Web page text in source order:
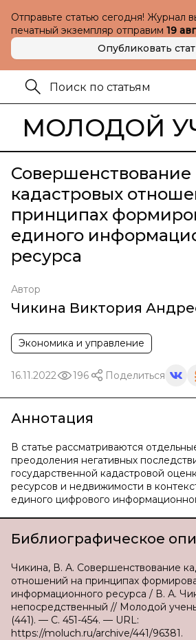
Отправьте статью сегодня! Журнал
печатный экземпляр отправим 19
Опубликовать
МОЛОДОЙ
Совершенствование
кадастровых
принципах
единого
ресурса
Автор
Чикина Виктория
Экономика и управление
16.11.2022 196 Поделиться
Аннотация
В статье рассматриваются
преодоления негативных
государственной кадастровой
ресурсов и недвижимости в
единого цифрового
Библиографическое
Чикина, В. А. Совершенствование
отношений на принципах
информационного ресурса / В. А.
непосредственный // Молодой
(441). — С. 451-454. — URL:
https://moluch.ru/archive/441/96381.